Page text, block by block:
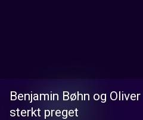
Benjamin Bøhn og
sterkt preget